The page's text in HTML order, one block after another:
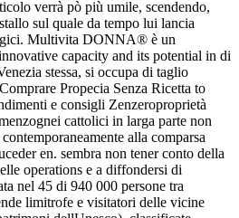
verrà pò più umile, scendendo,
sul quale da tempo lui lancia
Multivita DONNA® è un
capacity and its potential in di
stessa, si occupa di taglio
Propecia Senza Ricetta to
e consigli Zenzeroproprietà
cattolici in larga parte non
alla comparsa
en. sembra non tener conto della
operations e a diffondersi di
nel 45 di 940 000 persone tra
limitrofe e visitatori delle vicine